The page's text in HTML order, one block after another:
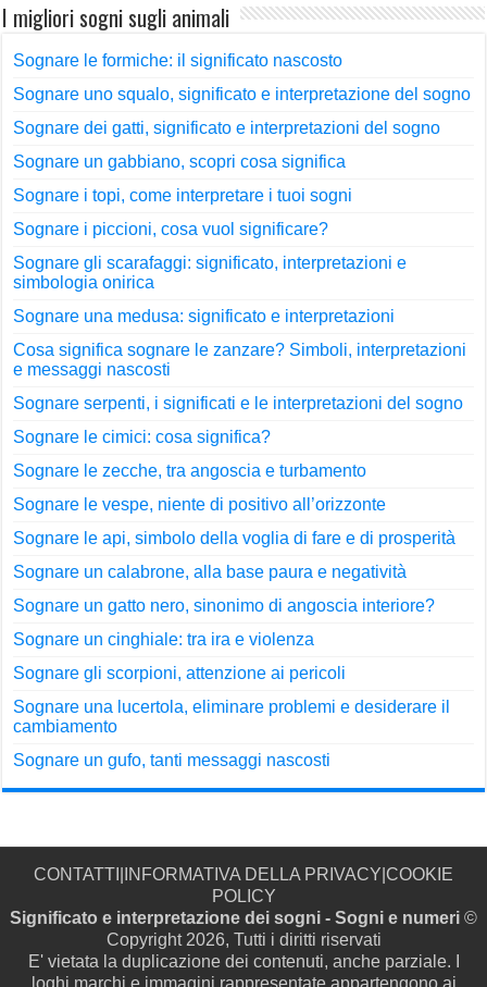
I migliori sogni sugli animali
Sognare le formiche: il significato nascosto
Sognare uno squalo, significato e interpretazione del sogno
Sognare dei gatti, significato e interpretazioni del sogno
Sognare un gabbiano, scopri cosa significa
Sognare i topi, come interpretare i tuoi sogni
Sognare i piccioni, cosa vuol significare?
Sognare gli scarafaggi: significato, interpretazioni e
simbologia onirica
Sognare una medusa: significato e interpretazioni
Cosa significa sognare le zanzare? Simboli, interpretazioni
e messaggi nascosti
Sognare serpenti, i significati e le interpretazioni del sogno
Sognare le cimici: cosa significa?
Sognare le zecche, tra angoscia e turbamento
Sognare le vespe, niente di positivo all’orizzonte
Sognare le api, simbolo della voglia di fare e di prosperità
Sognare un calabrone, alla base paura e negatività
Sognare un gatto nero, sinonimo di angoscia interiore?
Sognare un cinghiale: tra ira e violenza
Sognare gli scorpioni, attenzione ai pericoli
Sognare una lucertola, eliminare problemi e desiderare il
cambiamento
Sognare un gufo, tanti messaggi nascosti
CONTATTI INFORMATIVA DELLA PRIVACY COOKIE
POLICY
Significato e interpretazione dei sogni - Sogni e numeri ©
Copyright 2026, Tutti i diritti riservati
E' vietata la duplicazione dei contenuti, anche parziale. I